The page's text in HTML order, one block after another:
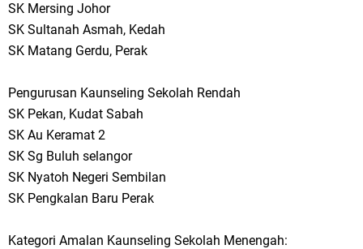
SK Mersing Johor
SK Sultanah Asmah, Kedah
SK Matang Gerdu, Perak
Pengurusan Kaunseling Sekolah Rendah
SK Pekan, Kudat Sabah
SK Au Keramat 2
SK Sg Buluh selangor
SK Nyatoh Negeri Sembilan
SK Pengkalan Baru Perak
Kategori Amalan Kaunseling Sekolah Menengah: